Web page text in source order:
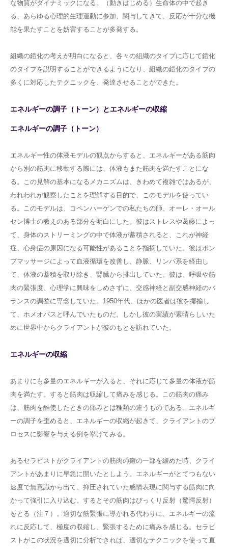
な物質がダイナミックになる。（動きはじめる）生命体の中で起き
る、あらゆる心理的生理運動に参加、関与してきて、反応が十分な機
能を果たすことを妨害することが多発する。
組織の鎧化の考えが明白になると、各々の組織のタイプに応じて鎧化
のタイプを説明することができるようになり、組織の鎧化のタイプの
多くに対応したテクニックを、発達させることができた。
エネルギーの調子（トーン）とエネルギーの収縮
エネルギーの調子（トーン）
エネルギー性の体液モデルの観点からすると、エネルギーがある筋肉
から別の筋肉に移動する際には、体液もまた筋肉を満たすことにな
る。この見解の基本になるメカニズムは、きわめて複雑ではあるが、
われわれが観察したことを理解する目的で、このモデルを使ってい
る。このモデルは、コペンハーゲンでの私たちの師、オーレ・オール
セン博士の教えのある部分を明白にした。彼はストレスや葛藤によっ
て、身体のストリーミングの中で体液が蓄積されると、これが神経
症、心身症の原因になる可能性があることを指摘していた。彼はポン
プマッサージによって血液循環を改善し、静脈、リンパ系を経由し
て、体液の蓄積を取り除き、腎臓から排出していた。彼は、呼吸や筋
肉の緊張度、心理学に興味をしめさずに、交感神経と副交感神経のバ
ランスの調整に専念していた。1950年代、ほかの医者は彼を揶揄し
て、ホメオパスと呼んでいたものだ。しかし彼の実績が素晴らしいた
めに世界中からクライアントが彼のもとを訪れていた。
エネルギーの収縮
あまりにも多量のエネルギーが入ると、それに応じて多量の体液が筋
肉を満たす。すると筋肉は収縮して痛みを感じる。この筋肉の痛み
は、筋肉を酷使したときの痛みとは種類の違うものである。エネルギ
ーの調子を歪めると、エネルギーの収縮が起きて、クライアントのプ
ロセスに影響を与える例を挙げてみる。
あるセラピストがクライアントの筋肉の鎧の一部を緩めた時、クライ
アントがあまりに早急に開いたとしよう。エネルギーがとてつもない
速度で無意識から出て、抑圧されていた感情表現に関与する筋肉に向
かって強引に入り込む。するとその筋肉はびっくり反射（驚愕反射）
をとる（注７）。適切な筋緊張に導かれる代わりに、エネルギーの流
れに反応して、極度の収縮し、緊張するために痛みを感じる。セラピ
ストがこの状況を適切に分析できれば、適切なテクニックを使って直